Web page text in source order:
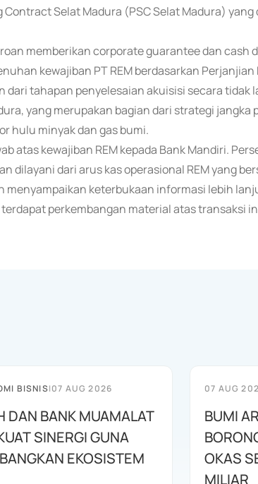
Selat Madura (PSC Selat Madura) yang
memberikan corporate guarantee dan cash
kewajiban PT REM berdasarkan Perjanjian
tahapan penyelesaian akuisisi secara tidak
yang merupakan bagian dari strategi jangka
hulu minyak dan gas bumi.
atas kewajiban REM kepada Bank Mandiri.
dilayani dari arus kas operasional REM yang
menyampaikan keterbukaan informasi lebih
perkembangan material atas transaksi
BISNIS|07 AUG 2026
DAN BANK MUAMALAT
SINERGI GUNA
EKOSISTEM
07 AUG
BUMI
OKAS
MILIAR